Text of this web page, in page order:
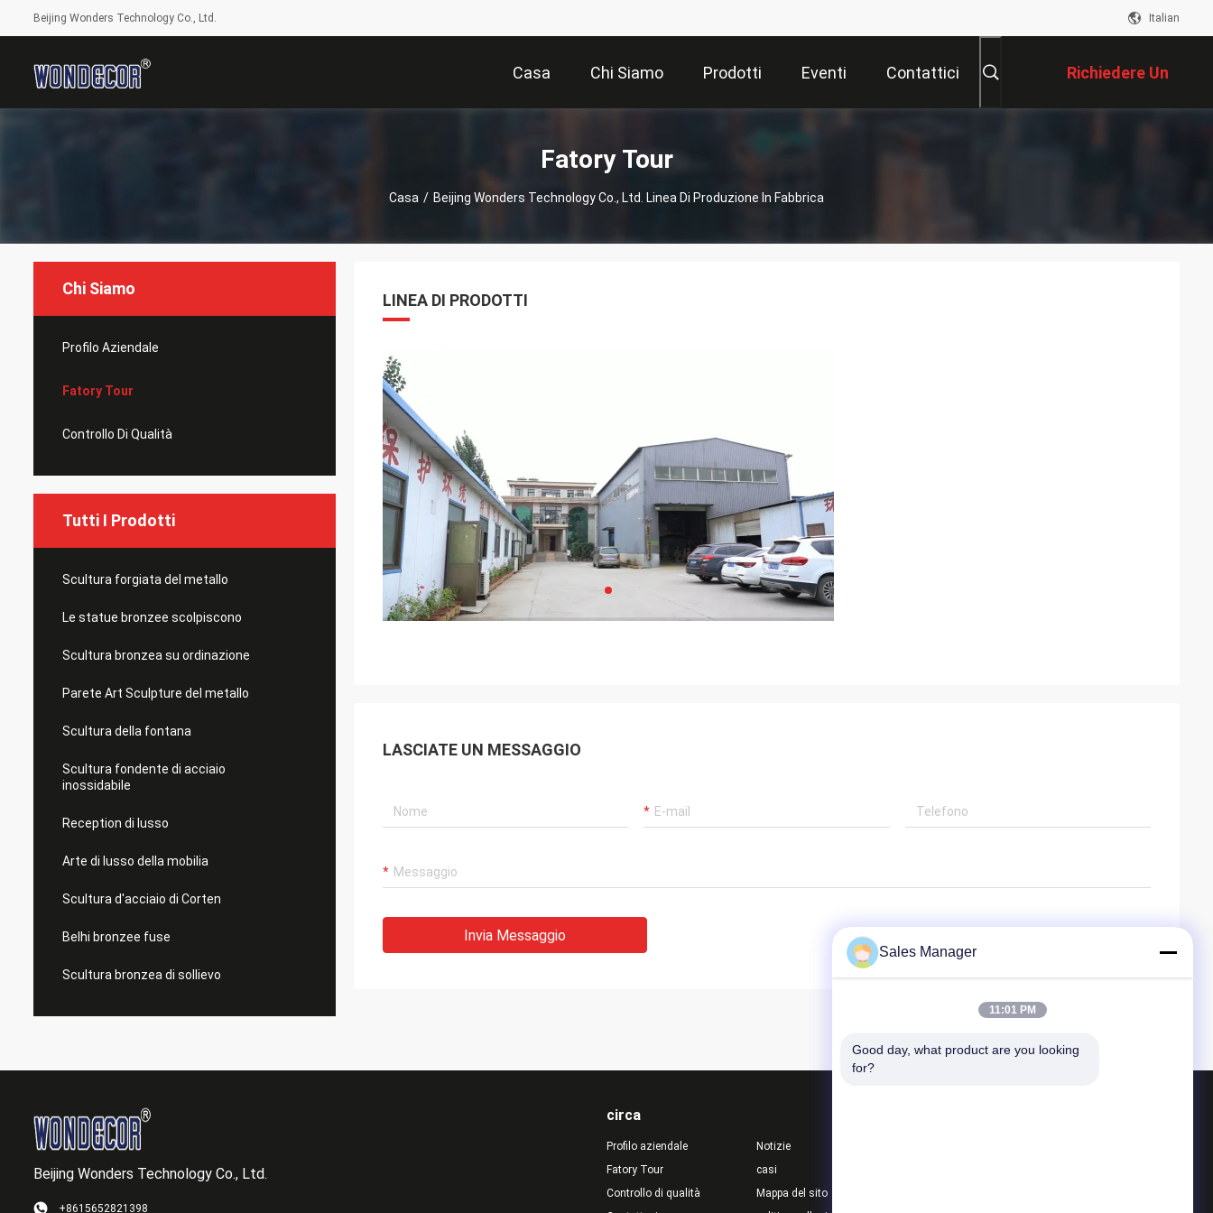
Beijing Wonders Technology Co., Ltd. Italian
Casa Chi Siamo Prodotti Eventi Contattici Richiedere Un
Preventivo
Fatory Tour
Casa / Beijing Wonders Technology Co., Ltd. Linea Di Produzione In Fabbrica
Chi Siamo
Profilo Aziendale
Fatory Tour
Controllo Di Qualità
Tutti I Prodotti
Scultura forgiata del metallo
Le statue bronzee scolpiscono
Scultura bronzea su ordinazione
Parete Art Sculpture del metallo
Scultura della fontana
Scultura fondente di acciaio
inossidabile
Reception di lusso
Arte di lusso della mobilia
Scultura d'acciaio di Corten
Belhi bronzee fuse
Scultura bronzea di sollievo
LINEA DI PRODOTTI
LASCIATE UN MESSAGGIO
Invia Messaggio
Beijing Wonders Technology Co., Ltd.
+8615652821398
circa
Profilo aziendale
Fatory Tour
Controllo di qualità
Notizie
casi
Mappa del sito
Sales Manager
11:01 PM
Good day, what product are you looking
for?